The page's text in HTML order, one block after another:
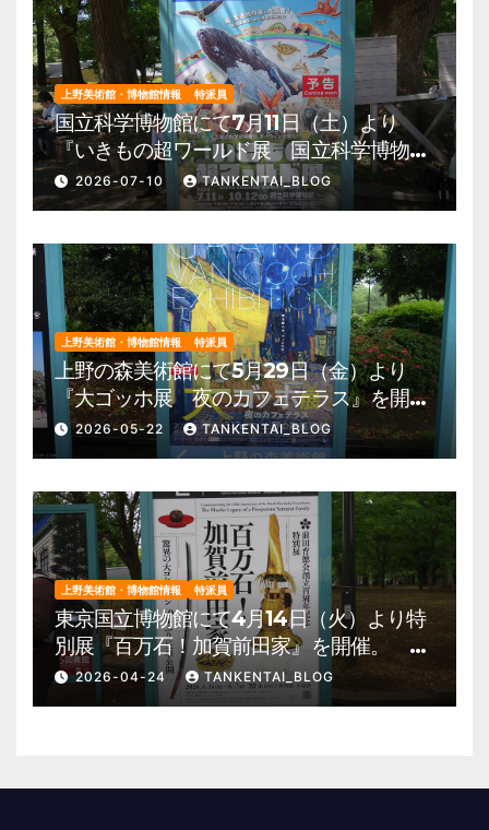
上野美術館・博物館情報 特派員
国立科学博物館にて7月11日（土）より
『いきもの超ワールド展 国立科学博物館
×ダーウィンが来た！』を開催。 上野公
園 美術館・博物館 混雑情報他
2026-07-10 TANKENTAI_BLOG
上野美術館・博物館情報 特派員
上野の森美術館にて5月29日（金）より
『大ゴッホ展 夜のカフェテラス』を開
催。 上野公園 美術館・博物館 混雑情
報他
2026-05-22 TANKENTAI_BLOG
上野美術館・博物館情報 特派員
東京国立博物館にて4月14日（火）より特
別展『百万石！加賀前田家』を開催。 上
野公園 美術館・博物館 混雑情報他
2026-04-24 TANKENTAI_BLOG